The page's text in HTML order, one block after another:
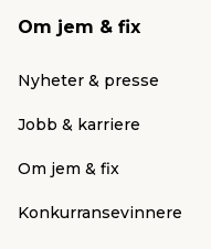
Om jem & fix
Nyheter & presse
Jobb & karriere
Om jem & fix
Konkurransevinnere